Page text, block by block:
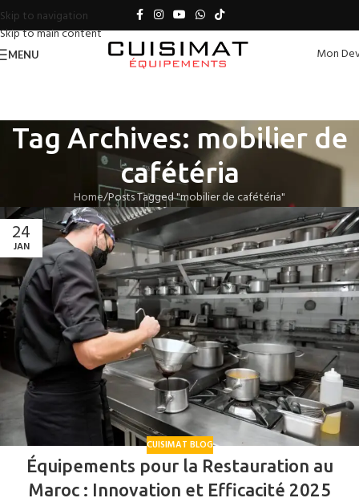
Skip to navigation
Skip to main content
MENU Mon
Tag Archives: mobilier de
cafétéria
Home Posts Tagged "mobilier de cafétéria"
24
JAN
CUISIMAT BLOG
Équipements pour la Restauration au
Maroc : Innovation et Efficacité 2025